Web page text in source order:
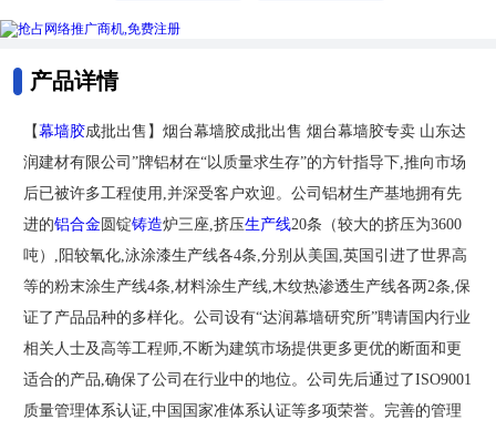
产品详情
【幕墙胶成批出售】烟台幕墙胶成批出售 烟台幕墙胶专卖 山东达
润建材有限公司”牌铝材在“以质量求生存”的方针指导下,推向市场
后已被许多工程使用,并深受客户欢迎。公司铝材生产基地拥有先
进的铝合金圆锭铸造炉三座,挤压生产线20条（较大的挤压为3600
吨）,阳较氧化,泳涂漆生产线各4条,分别从美国,英国引进了世界高
等的粉末涂生产线4条,材料涂生产线,木纹热渗透生产线各两2条,保
证了产品品种的多样化。公司设有“达润幕墙研究所”聘请国内行业
相关人士及高等工程师,不断为建筑市场提供更多更优的断面和更
适合的产品,确保了公司在行业中的地位。公司先后通过了ISO9001
质量管理体系认证,中国国家准体系认证等多项荣誉。完善的管理